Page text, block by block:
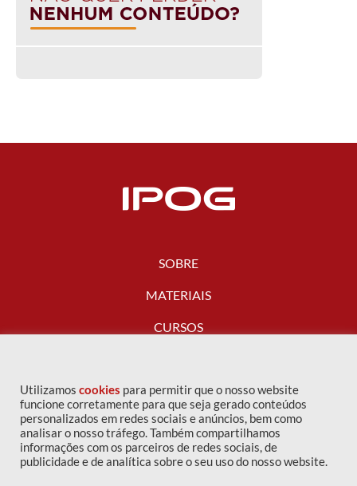
SOBRE
MATERIAIS
CURSOS
FALE CONOSCO
Utilizamos cookies para permitir que o nosso website
funcione corretamente para que seja gerado conteúdos
personalizados em redes sociais e anúncios, bem como
analisar o nosso tráfego. Também compartilhamos
informações com os parceiros de redes sociais, de
publicidade e de analítica sobre o seu uso do nosso website.